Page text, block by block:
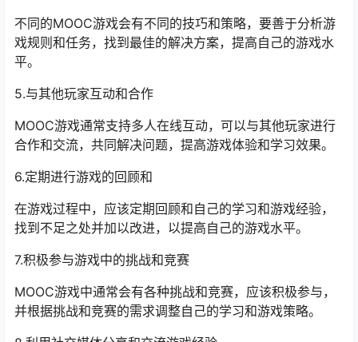
不同的MOOC游戏会有不同的技巧和策略，要善于分析游
戏规则和任务，找到最佳的解决方案，提高自己的游戏水
平。
5.与其他玩家互动和合作
MOOC游戏通常支持多人在线互动，可以与其他玩家进行
合作和交流，共同解决问题，提高游戏体验和学习效果。
6.定期进行游戏的回顾和
在游戏过程中，应该定期回顾和自己的学习和游戏经验，
找到不足之处并加以改进，以提高自己的游戏水平。
7.积极参与游戏中的挑战和竞赛
MOOC游戏中通常会有各种挑战和竞赛，应该积极参与，
并根据挑战和竞赛的需求调整自己的学习和游戏策略。